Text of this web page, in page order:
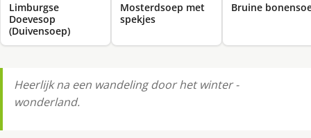
Limburgse
Doevesop
(Duivensoep)
Mosterdsoep met
spekjes
Bruine
Heerlijk na een wandeling door het winter -
wonderland.